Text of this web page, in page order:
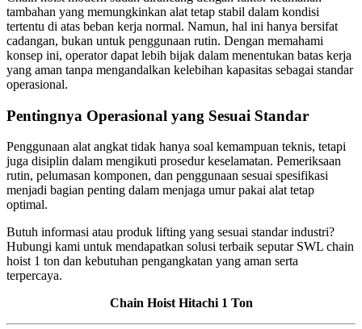
tambahan yang memungkinkan alat tetap stabil dalam kondisi
tertentu di atas beban kerja normal. Namun, hal ini hanya bersifat
cadangan, bukan untuk penggunaan rutin. Dengan memahami
konsep ini, operator dapat lebih bijak dalam menentukan batas kerja
yang aman tanpa mengandalkan kelebihan kapasitas sebagai standar
operasional.
Pentingnya Operasional yang Sesuai Standar
Penggunaan alat angkat tidak hanya soal kemampuan teknis, tetapi
juga disiplin dalam mengikuti prosedur keselamatan. Pemeriksaan
rutin, pelumasan komponen, dan penggunaan sesuai spesifikasi
menjadi bagian penting dalam menjaga umur pakai alat tetap
optimal.
Butuh informasi atau produk lifting yang sesuai standar industri?
Hubungi kami untuk mendapatkan solusi terbaik seputar SWL chain
hoist 1 ton dan kebutuhan pengangkatan yang aman serta
terpercaya.
Chain Hoist Hitachi 1 Ton